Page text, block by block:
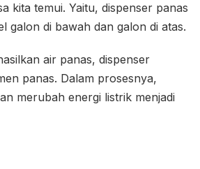
kita temui. Yaitu, dispenser panas
galon di bawah dan galon di atas.
air panas, dispenser
panas. Dalam prosesnya,
merubah energi listrik menjadi